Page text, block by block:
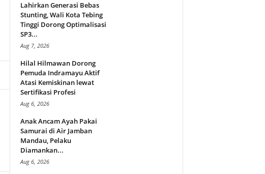
Lahirkan Generasi Bebas
Stunting, Wali Kota Tebing
Tinggi Dorong Optimalisasi
SP3...
Aug 7, 2026
Hilal Hilmawan Dorong
Pemuda Indramayu Aktif
Atasi Kemiskinan lewat
Sertifikasi Profesi
Aug 6, 2026
Anak Ancam Ayah Pakai
Samurai di Air Jamban
Mandau, Pelaku
Diamankan...
Aug 6, 2026